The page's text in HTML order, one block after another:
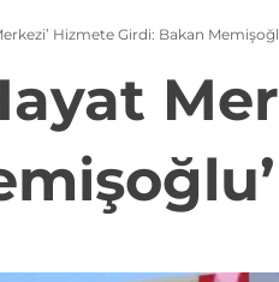
Hizmete Girdi: Bakan